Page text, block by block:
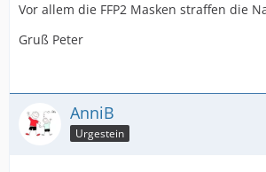
Vor allem die FFP2 Masken straffen die
Gruß Peter
AnniB
Urgestein